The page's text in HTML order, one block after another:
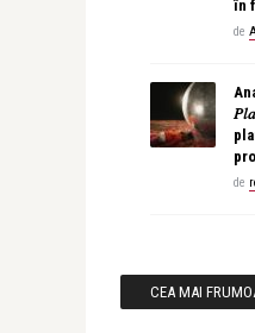
în
de
de
CEA MAI